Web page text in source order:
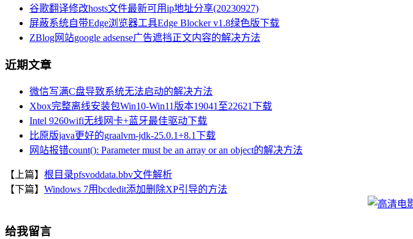
谷歌翻译修改hosts文件最新可用ip地址分享(20230927)
屏蔽系统自带Edge浏览器工具Edge Blocker v1.8绿色版下载
ZBlog网站google adsense广告遮挡正文内容的解决方法
近期文章
微信写满C盘导致系统无法启动的解决方法
Xbox完整离线安装包Win10-Win11版本19041至22621下载
Intel 9260wifi无线网卡+蓝牙最佳驱动下载
比原版java更好的graalvm-jdk-25.0.1+8.1下载
网站报错count(): Parameter must be an array or an object的解决方法
【上篇】 根目录pfsvoddata.bbv文件解析
【下篇】 Windows 7用bcdedit添加删除XP引导的方法
给我留言